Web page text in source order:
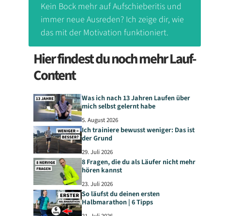
Kein Bock mehr auf Aufschieberitis und
immer neue Ausreden? Ich zeige dir, wie
das mit der Motivation funktioniert.
Hier findest du noch mehr Lauf-
Content
Was ich nach 13 Jahren Laufen über
mich selbst gelernt habe
5. August 2026
Ich trainiere bewusst weniger: Das ist
der Grund
29. Juli 2026
8 Fragen, die du als Läufer nicht mehr
hören kannst
23. Juli 2026
So läufst du deinen ersten
Halbmarathon | 6 Tipps